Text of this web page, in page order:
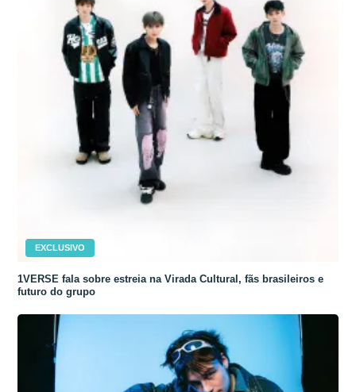
EXCLUSIVO
1VERSE fala sobre estreia na Virada Cultural, fãs brasileiros e
futuro do grupo